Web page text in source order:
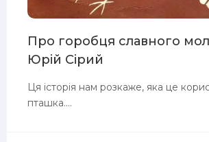
Про горобця славного
Юрій Сірий
Ця історія нам розкаже, яка це
пташка....